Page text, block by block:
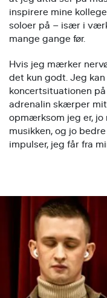
inspirere mine
soloer på – især i
mange gange før.
Hvis jeg mærker
det kun godt. Jeg
koncertsituationen
adrenalin skærper mit
opmærksom jeg er, jo
musikken, og jo
impulser, jeg får fra